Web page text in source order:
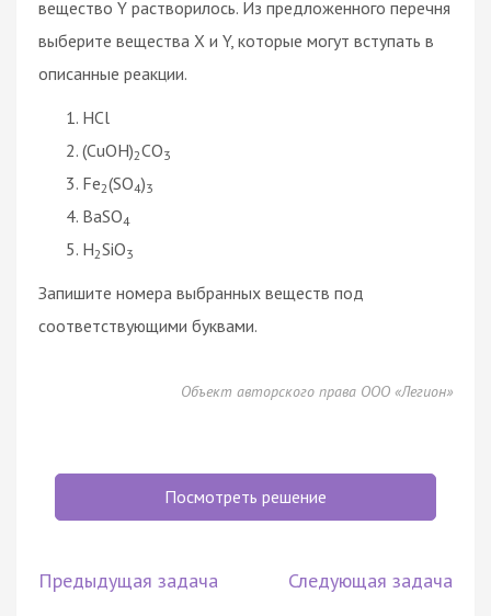
вещество Y растворилось. Из предложенного перечня
выберите вещества X и Y, которые могут вступать в
описанные реакции.
HCl
(CuOH)2CO3
Fe2(SO4)3
BaSO4
H2SiO3
Запишите номера выбранных веществ под
соответствующими буквами.
Объект авторского права ООО «Легион»
Посмотреть решение
Предыдущая задача Следующая задача